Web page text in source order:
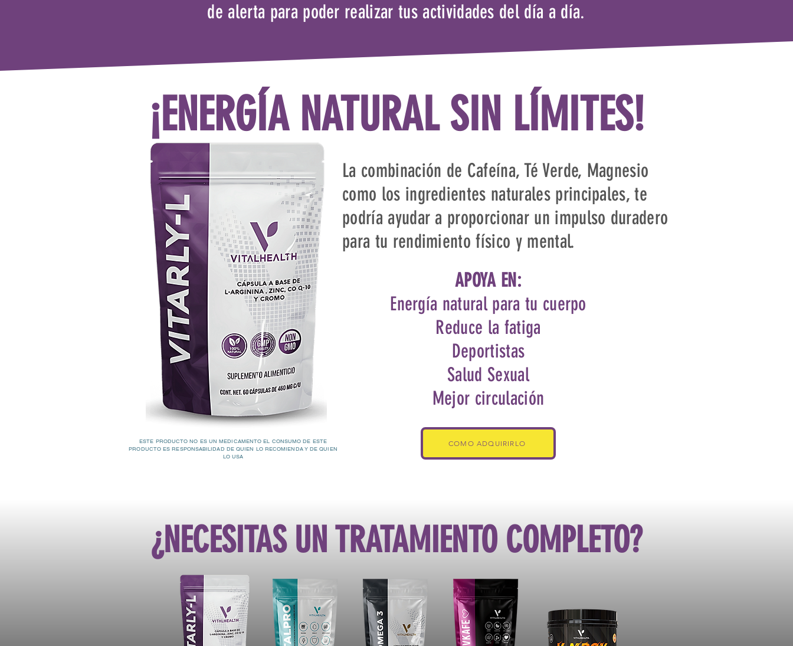
de alerta para poder realizar tus actividades del día a día.
¡ENERGÍA NATURAL SIN LÍMITES!
ESTE PRODUCTO NO ES UN MEDICAMENTO EL CONSUMO DE ESTE
PRODUCTO ES RESPONSABILIDAD DE QUIEN LO RECOMIENDA Y DE QUIEN
LO USA
La combinación de Cafeína, Té Verde, Magnesio
como los ingredientes naturales principales, te
podría ayudar a proporcionar un impulso duradero
para tu rendimiento físico y mental.
APOYA EN:
Energía natural para tu cuerpo
Reduce la fatiga
Deportistas
Salud Sexual
Mejor circulación
COMO ADQUIRIRLO
¿NECESITAS UN TRATAMIENTO COMPLETO?